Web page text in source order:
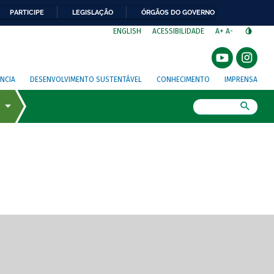
PARTICIPE LEGISLAÇÃO ÓRGÃOS DO GOVERNO
ENGLISH ACESSIBILIDADE A+ A-
DESENVOLVIMENTO SUSTENTÁVEL CONHECIMENTO IMPRENSA
de tela